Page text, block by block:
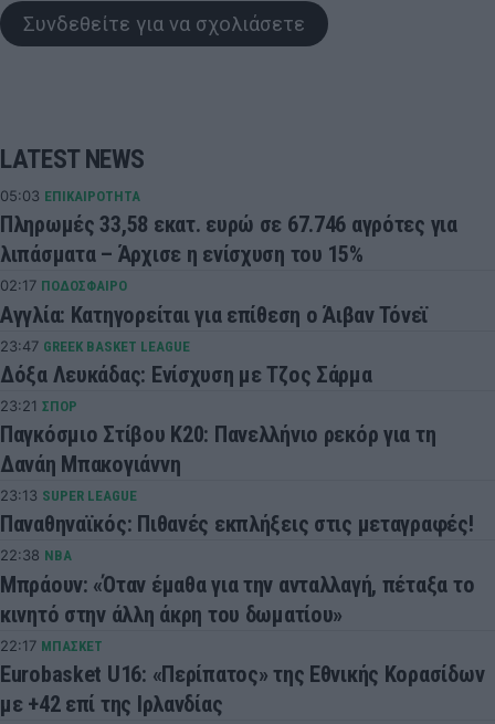
Συνδεθείτε για να σχολιάσετε
LATEST NEWS
05:03 ΕΠΙΚΑΙΡΟΤΗΤΑ
Πληρωμές 33,58 εκατ. ευρώ σε 67.746 αγρότες για
λιπάσματα – Άρχισε η ενίσχυση του 15%
02:17 ΠΟΔΟΣΦΑΙΡΟ
Αγγλία: Κατηγορείται για επίθεση ο Άιβαν Τόνεϊ
23:47 GREEK BASKET LEAGUE
Δόξα Λευκάδας: Ενίσχυση με Τζος Σάρμα
23:21 ΣΠΟΡ
Παγκόσμιο Στίβου Κ20: Πανελλήνιο ρεκόρ για τη
Δανάη Μπακογιάννη
23:13 SUPER LEAGUE
Παναθηναϊκός: Πιθανές εκπλήξεις στις μεταγραφές!
22:38 NBA
Μπράουν: «Όταν έμαθα για την ανταλλαγή, πέταξα το
κινητό στην άλλη άκρη του δωματίου»
22:17 ΜΠΑΣΚΕΤ
Eurobasket U16: «Περίπατος» της Εθνικής Κορασίδων
με +42 επί της Ιρλανδίας